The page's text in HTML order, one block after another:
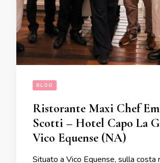
BLOG
Ristorante Maxi Chef
Scotti – Hotel Capo La
Vico Equense (NA)
Situato a Vico Equense, sulla costa